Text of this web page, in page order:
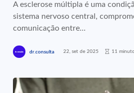
A esclerose múltipla é uma
sistema nervoso central,
comunicação entre...
dr.consulta 22, set de 2025 11